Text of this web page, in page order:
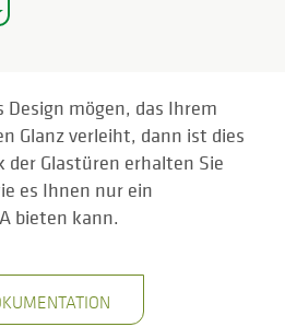
Design mögen, das Ihrem
Glanz verleiht, dann ist dies
Glastüren erhalten Sie
es Ihnen nur ein
bieten kann.